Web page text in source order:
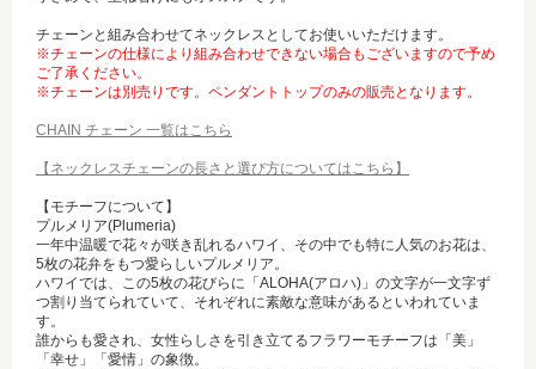
チェーンと組み合わせてネックレスとしてお使いいただけます。
※チェーンの仕様により組み合わせできない場合もございますので予め
ご了承ください。
※チェーンは別売りです。ペンダントトップのみの販売となります。
CHAIN チェーン 一覧はこちら
【ネックレスチェーンの長さと選び方についてはこちら】
【モチーフについて】
プルメリア(Plumeria)
一年中温暖で花々が咲き乱れるハワイ、その中でも特に人気のお花は、
5枚の花弁をもつ愛らしいプルメリア。
ハワイでは、この5枚の花びらに「ALOHA(アロハ)」の文字が一文字ず
つ割り当てられていて、それぞれに素敵な意味があるといわれていま
す。
誰からも愛され、女性らしさを引き立てるフラワーモチーフは「美」
「幸せ」「愛情」の象徴。